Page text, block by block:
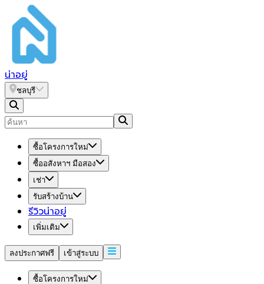
น่าอยู่
ชลบุรี
ซื้อโครงการใหม่
ซื้ออสังหาฯ มือสอง
เช่า
รับสร้างบ้าน
รีวิวน่าอยู่
เพิ่มเติม
ลงประกาศฟรี เข้าสู่ระบบ
ซื้อโครงการใหม่